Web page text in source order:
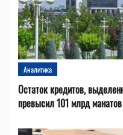
Аналитика
Остаток кредитов,
превысил 101 млрд манатов